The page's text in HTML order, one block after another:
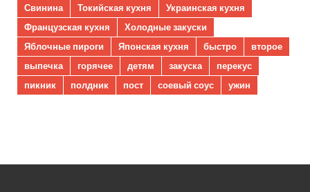
Свинина
Токийская кухня
Украинская кухня
Французская кухня
Холодные закуски
Яблочные пироги
Японская кухня быстро
второе
выпечка
горячее детям закуска
перекус
пикник
полдник пост соевый соус ужин